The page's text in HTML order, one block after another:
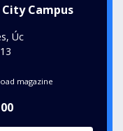
Campus
Úc
magazine